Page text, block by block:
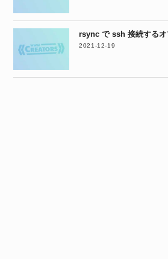
rsync で ssh 接続するオ
2021-12-19